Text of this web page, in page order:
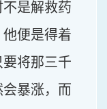
是解救药
便是得着
将那三千
暴涨，而